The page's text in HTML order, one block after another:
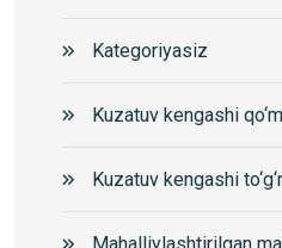
Kategoriyasiz
Kuzatuv kengashi
Kuzatuv kengashi
Mahalliylashtirilgan